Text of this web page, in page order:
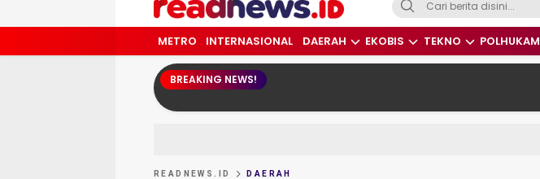
readnews.id
Berita Terkini, Update Terbaru Hari ini dari Indonesia dan Dunia
METRO INTERNASIONAL DAERAH EKOBIS TEKNO POLHUKAM
BREAKING NEWS!
READNEWS.ID DAERAH